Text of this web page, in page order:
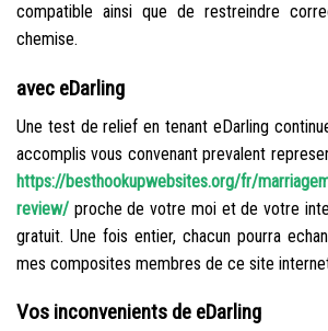
compatible ainsi que de restreindre
chemise.
avec eDarling
Une test de relief en tenant eDarling
accomplis vous convenant prevalent
https://besthookupwebsites.org/fr/
review/ proche de votre moi et de votre
gratuit. Une fois entier, chacun pourra
mes composites membres de ce site
Vos inconvenients de eDarling